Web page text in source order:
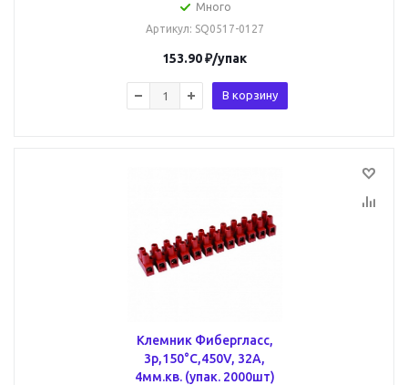
Много
Артикул: SQ0517-0127
153.90₽/упак
В корзину
Клемник Фибергласс,
3р,150°С,450V, 32A,
4мм.кв. (упак. 2000шт)